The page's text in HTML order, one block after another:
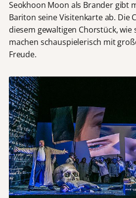
Seokhoon Moon als Brander gibt
Bariton seine Visitenkarte ab. Die
diesem gewaltigen Chorstück, wie
machen schauspielerisch mit
Freude.